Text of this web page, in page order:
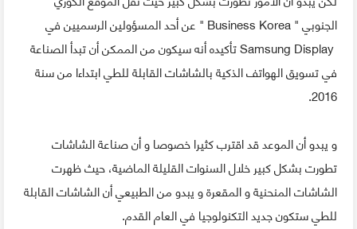
الجنوبي " Business Korea " عن أحد المسؤولين الرسميين في
Samsung Display تأكيده أنه سيكون من الممكن أن تبدأ الصناعة
في تسويق الهواتف الذكية بالشاشات القابلة للطي ابتداءا من سنة
2016.
و يبدو أن الموعد قد اقترب كثيرا خصوصا و أن صناعة الشاشات
تطورت بشكل كبير خلال السنوات القليلة الماضية، حيث ظهرت
الشاشات المنحنية و المقعرة و يبدو من الطبيعي أن الشاشات القابلة
للطي ستكون جديد التكنولوجيا في العام القدم.